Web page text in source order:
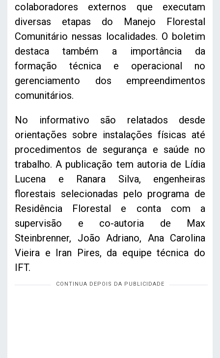
colaboradores externos que executam
diversas etapas do Manejo Florestal
Comunitário nessas localidades. O boletim
destaca também a importância da
formação técnica e operacional no
gerenciamento dos empreendimentos
comunitários.
No informativo são relatados desde
orientações sobre instalações físicas até
procedimentos de segurança e saúde no
trabalho. A publicação tem autoria de Lídia
Lucena e Ranara Silva, engenheiras
florestais selecionadas pelo programa de
Residência Florestal e conta com a
supervisão e co-autoria de Max
Steinbrenner, João Adriano, Ana Carolina
Vieira e Iran Pires, da equipe técnica do
IFT.